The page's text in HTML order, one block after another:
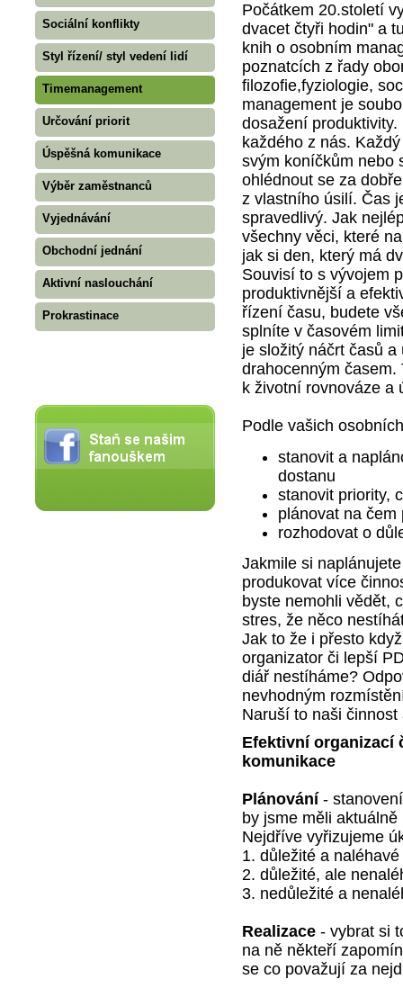
Sociální konflikty
Styl řízení/ styl vedení lidí
Timemanagement
Určování priorit
Úspěšná komunikace
Výběr zaměstnanců
Vyjednávání
Obchodní jednání
Aktivní naslouchání
Prokrastinace
Počátkem 20.století
dvacet čtyři hodin" a
knih o osobním
poznatcích z řady
filozofie,fyziologie,
management je
dosažení
každého z nás.
svým koníčkům nebo
ohlédnout se za
z vlastního úsilí. Čas
spravedlivý. Jak
všechny věci, které
jak si den, který má
Souvisí to s vývojem
produktivnější a
řízení času, budete
splníte v časovém
je složitý náčrt časů
drahocenným časem.
k životní rovnováze a
Podle vašich
stanovit a
dostanu
stanovit priority,
plánovat na
rozhodovat o
Jakmile si
produkovat více
byste nemohli vědět,
stres, že něco
Jak to že i přesto
organizator či lepší
diář nestíháme?
nevhodným
Naruší to naši
Efektivní organizací
komunikace
Plánování -
by jsme měli
Nejdříve vyřizujeme
1. důležité a
2. důležité, ale
3. nedůležité a
Realizace - vybrat si
na ně někteří
se co považují za